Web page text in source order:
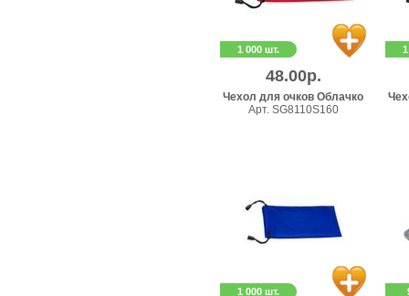
1 000 шт.
48.00р.
Чехол для очков Облачко
Арт. SG8110S160
1 000 шт.